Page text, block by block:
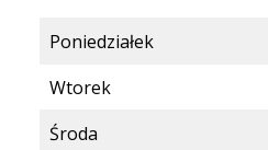
Poniedziałek
Wtorek
Środa